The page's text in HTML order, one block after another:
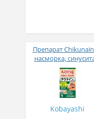
Препарат
насморка,
гайморита № 112
Kobayashi